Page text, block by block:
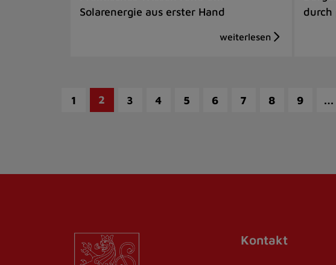
Solarenergie aus erster Hand
durch
1 2 3 4 5 6 7 8 9 …
Kontakt